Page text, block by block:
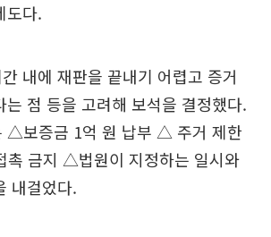
도다.
내에 재판을 끝내기 어렵고 증거
는 점 등을 고려해 보석을 결정했다.
△보증금 1억 원 납부 △ 주거 제한
금지 △법원이 지정하는 일시와
내걸었다.